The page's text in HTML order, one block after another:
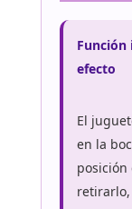
Función
efecto
El
en la
posición
retirarlo,